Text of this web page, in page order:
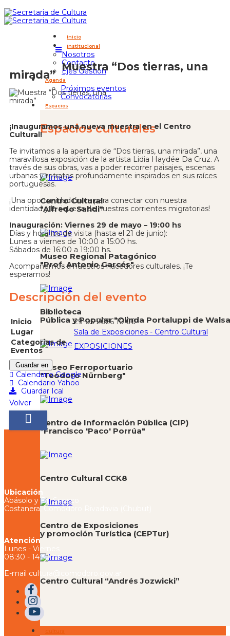
Inicio
Institucional
Nosotros
Contacto
Ejes Gestión
Agenda
Próximos eventos
Convocatorias
Espacios
Espacios culturales
Centro Cultural
"Alfredo Sahdi"
Museo Regional Patagónico
"Prof. Antonio Garcés"
Biblioteca
Pública y Popular "Olinda Portaluppi de
Museo Ferroportuario
"Teodoro Nürnberg"
Centro de Información Pública (CIP)
"Francisco 'Paco' Porrúa"
Centro Cultural CCK8
Centro de Exposiciones
y promoción Turística (CEPTur)
Centro Cultural “Andrés Jozwicki”
Cultura
Muestra “Dos tierras, una
mirada”
¡Inauguramos una nueva muestra en el Centro
Cultural!
Te invitamos a la apertura de “Dos tierras, una mirada”, una
maravillosa exposición de la artista Lidia Haydée Da Cruz. A
través de sus obras, vas a poder recorrer paisajes, escenas
urbanas y retratos profundamente inspirados en sus raíces
portuguesas.
¡Una oportunidad única para conectar con nuestra
identidad y la riqueza de nuestras corrientes migratorias!
Inauguración: Viernes 29 de mayo – 19:00 hs
Días y horarios de visita (hasta el 21 de junio):
Lunes a viernes de 10:00 a 15:00 hs.
Sábados de 16:00 a 19:00 hs.
Acompañemos a nuestros hacedores culturales. ¡Te
esperamos!
Descripción del evento
Inicio
29-05-2026 10:00
Lugar
Sala de Exposiciones - Centro Cultural
Categorias de
Eventos
EXPOSICIONES
Guardar en
Calendario Google
Calendario Yahoo
Guardar Ical
Volver
Ubicación
Abásolo y Dr. Scocco
Costanera, Comodoro Rivadavia (Chubut)
Atención
Lunes - Viernes
08:30 - 14:30 hs
E-mail cultura@comodoro.gov.ar